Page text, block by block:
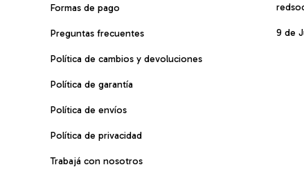
Formas de pago
Preguntas frecuentes
Política de cambios y devoluciones
Política de garantía
Política de envíos
Política de privacidad
Trabajá con nosotros
9 de